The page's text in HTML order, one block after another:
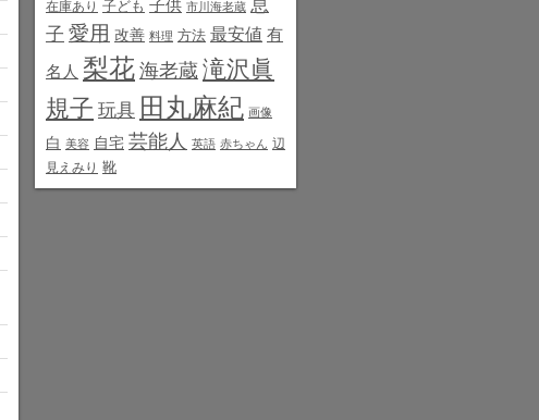
在庫あり 子ども 子供 市川海老蔵 息
子 愛用 改善 料理 方法 最安値 有
名人 梨花 海老蔵 滝沢眞
規子 玩具 田丸麻紀 画像
白 美容 自宅 芸能人 英語 赤ちゃん 辺
見えみり 靴